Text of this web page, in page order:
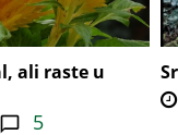
ali raste u
5